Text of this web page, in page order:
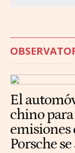
El
chino
emisiones
Porsche